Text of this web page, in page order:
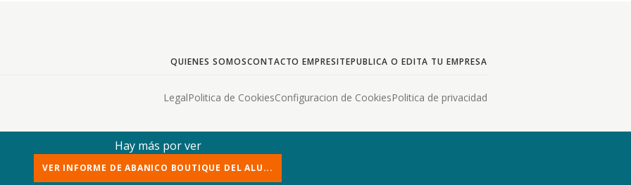
QUIENES SOMOSCONTACTO EMPRESITEPUBLICA O EDITA TU EMPRESA
LegalPolitica de CookiesConfiguracion de CookiesPolitica de privacidad
Hay más por ver
VER INFORME DE ABANICO BOUTIQUE DEL ALU...